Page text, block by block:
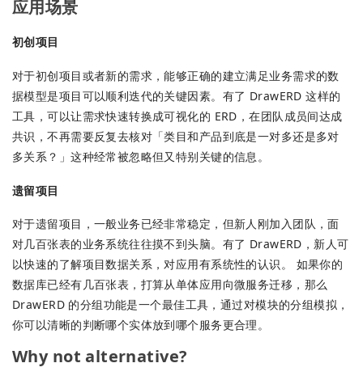
应用场景
初创项目
对于初创项目或者新的需求，能够正确的建立满足业务需求的数
据模型是项目可以顺利迭代的关键因素。有了 DrawERD 这样的
工具，可以让需求快速转换成可视化的 ERD，在团队成员间达成
共识，不再需要反复去核对「类目和产品到底是一对多还是多对
多关系？」这种经常被忽略但又特别关键的信息。
遗留项目
对于遗留项目，一般业务已经非常稳定，但新人刚加入团队，面
对几百张表的业务系统往往摸不到头脑。有了 DrawERD，新人可
以快速的了解项目数据关系，对应用有系统性的认识。 如果你的
数据库已经有几百张表，打算从单体应用向微服务迁移，那么
DrawERD 的分组功能是一个最佳工具，通过对模块的分组模拟，
你可以清晰的判断哪个实体放到哪个服务更合理。
Why not alternative?